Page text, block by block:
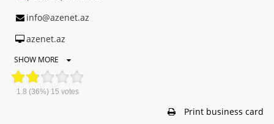
info@azenet.az
azenet.az
SHOW MORE
1.8 (36%) 15 votes
Print business card